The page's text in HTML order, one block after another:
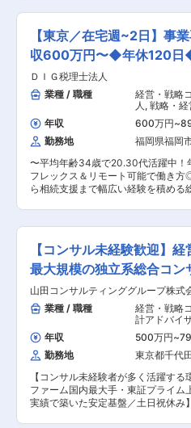
化協議会の外部委託専門家として安
頂いております。 また、九州経済
域の中小企業活性化協議会による共
の登壇実績もあり、報告書の完成度
いご評価を頂いております。 変更の範囲：会社の
定める業務
性と経済性が両立した企業経営への
ます。 ＜具体的な業務＞ ・経営ビジ
計画策定 ・新規事業開発 ・事業継
の範囲：会社の定める業務】 ■業務の魅力： 顧
客属性や案件テーマは多様性に富ん
までのご経験を活かすことができま
表する中堅企業の経営全般に深く長
会もあり、それが自らの成長にもつ
■業務フロー： DBJの顧客を始めと
を対象としたコンサルティングや、
た調査業務を行います。常時複数の
し、案件ごとに2〜3名のチームを組
当分野や担当業務における縦割りは
の連携も必要に応じて行うなど、柔
成をします。 ■当社の魅力： ・日本政策投資銀
行(DBJ)100%子会社で、経営基盤
多様性に富んだ案件に取り組むこと
・外部研修・資格取得等に対する支
上、DBJグループの研修プログラム
能です。 ・転勤・定期異動はなく、
査・コンサルティング業務に従事し
めることができます。 変
【東京／在宅週~2日】事
収600万円〜◆年休120日
ＤＩＧ税理士法人
業種 / 職種
経営・戦略
人 , 戦略・経
ンサルタン
年収 600万円~
勤務地
福岡県福岡
〜平均年齢34歳で20.30代活躍中！
フレックス＆リモート可能で働き
ら相続支援まで幅広い経験を積める
ープ内の公認会計士、税理士、中小
とチームを組み、九州の中小・中堅
の事業再生のご支援や財務コンサル
います。 ・計画を出して終わりでは
の伴走支援まで可能です。 ・実際に
くのお客様から継続してご支援のご
おります。 ・お客様の会社を良く
うすればよいのかということに真正
い、経営者の相談相手として頼りに
いの大きな仕事です。 ■業務詳細： ・事業再生
（再生計画の策定、実行支援） ・財
ィング ・財務デューデリジェンス／
リジェンス ・融資のサポート ・補
コンサルティング ※事業再生業務を
いただきますが、M&Aなどにもチャ
環境です。 ■部署の特徴： ・配属先となる事業
【コンサル未経験歓迎】
最大規模の独立系総合コン
上場
山田コンサルティンググループ株式
業種 / 職種
経営・戦略
計アドバイ
営業（既存
略・経営コ
年収 500万円~
勤務地
東京都千代
【コンサル未経験者が多く活躍する
ファーム国内最大手・東証プライム
実績で築いた安定基盤／土日祝休み】 ■業務内